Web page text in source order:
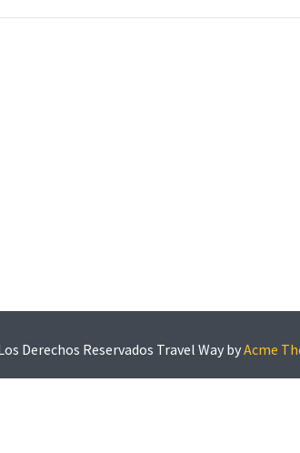
Derechos Reservados Travel Way byAcme